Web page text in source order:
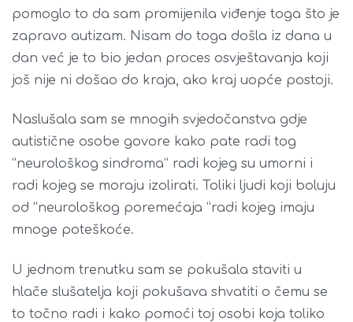
pomoglo to da sam promijenila viđenje toga što je
zapravo autizam. Nisam do toga došla iz dana u
dan već je to bio jedan proces osvještavanja koji
još nije ni došao do kraja, ako kraj uopće postoji.
Naslušala sam se mnogih svjedočanstva gdje
autistične osobe govore kako pate radi tog
“neurološkog sindroma” radi kojeg su umorni i
radi kojeg se moraju izolirati. Toliki ljudi koji boluju
od “neurološkog poremećaja ”radi kojeg imaju
mnoge poteškoće.
U jednom trenutku sam se pokušala staviti u
hlače slušatelja koji pokušava shvatiti o čemu se
to točno radi i kako pomoći toj osobi koja toliko